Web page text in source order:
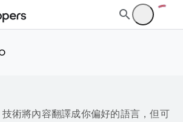
術將內容翻譯成你偏好的語言，但可